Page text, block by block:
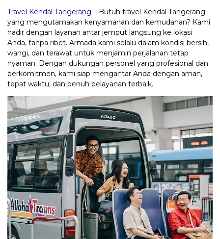
Travel Kendal Tangerang – Butuh travel Kendal Tangerang
yang mengutamakan kenyamanan dan kemudahan? Kami
hadir dengan layanan antar jemput langsung ke lokasi
Anda, tanpa ribet. Armada kami selalu dalam kondisi bersih,
wangi, dan terawat untuk menjamin perjalanan tetap
nyaman. Dengan dukungan personel yang profesional dan
berkomitmen, kami siap mengantar Anda dengan aman,
tepat waktu, dan penuh pelayanan terbaik.